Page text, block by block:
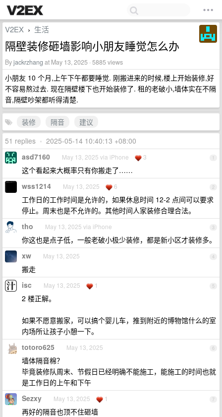
V2EX › 生活
隔壁装修砸墙影响小朋友睡觉怎么办
Byjackrzhang at May 13, 2025 · 5885 views
小朋友 10 个月,上午下午都要睡觉. 刚搬进来的时候,楼上开始装修,好
不容易熬过去. 现在隔壁楼下也开始装修了. 租的老破小,墙体实在不隔
音,隔壁吵架都听得清楚.
装修 隔音
建议
51 replies • 2025-05-14 10:40:13 +08:00
1
asd7160 May 13, 2025 via iPhone 3
这个看起来大概率只有你搬走了……
2
wss1214 May 13, 2025 6
工作日的工作时间是允许的，如果休息时间 12-2 点间可以要求
停止。周末也是不允许的。其他时间人家装修合理合法。
3
tho May 13, 2025 via iPhone
你这也是点子低，一般老破小极少装修，都是新小区才装修多。
4
xw May 13, 2025
搬走
5
isc May 13, 2025 1
2 楼正解。
如果不愿意搬家，可以搞个婴儿车，推到附近的博物馆什么的室
内场所让孩子小憩一下。
6
totoro625 May 13, 2025
墙体隔音棉？
毕竟装修队周末、节假日已经明确不能施工，能施工的时间也就
是工作日的上午和下午
7
Sezxy May 13, 2025 1
再好的隔音也顶不住砸墙